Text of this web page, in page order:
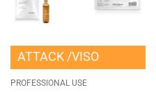
ATTACK VISO
PROFESSIONAL USE